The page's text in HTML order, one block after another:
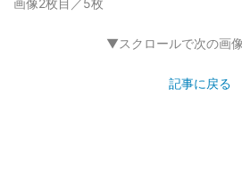
画像2枚目／5枚
▼スクロールで次の画
記事に戻る